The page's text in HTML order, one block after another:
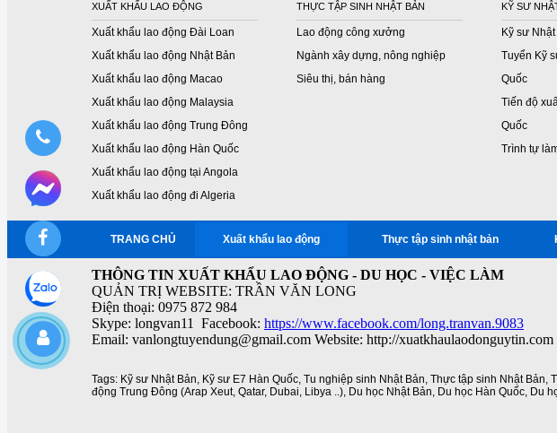
XUẤT KHẨU LAO ĐỘNG
Xuất khẩu lao động Đài Loan
Xuất khẩu lao động Nhật Bản
Xuất khẩu lao động Macao
Xuất khẩu lao động Malaysia
Xuất khẩu lao động Trung Đông
Xuất khẩu lao động Hàn Quốc
Xuất khẩu lao động tại Angola
Xuất khẩu lao động đi Algeria
THỰC TẬP SINH NHẬT BẢN
Lao động công xưởng
Ngành xây dựng, nông nghiệp
Siêu thị, bán hàng
KỸ SƯ
Kỹ sư
Tuyển Kỹ
Quốc
Tiến độ
Quốc
Trình tự
TRANG CHỦ Xuất khẩu lao động Thực tập sinh nhật bản
THÔNG TIN XUẤT KHẨU LAO ĐỘNG - DU HỌC - VIỆC LÀM
QUẢN TRỊ WEBSITE: TRẦN VĂN LONG
Điện thoại: 0975 872 984
Skype: longvan11 Facebook: https://www.facebook.com/long.tranvan.9083
Email: vanlongtuyendung@gmail.com Website: http://xuatkhaulaodonguytin.com
Tags: Kỹ sư Nhật Bản, Kỹ sư E7 Hàn Quốc, Tu nghiệp sinh Nhật Bản, Thực tập sinh Nhật Bản,
động Trung Đông (Arap Xeut, Qatar, Dubai, Libya ..), Du học Nhật Bản, Du học Hàn Quốc, Du